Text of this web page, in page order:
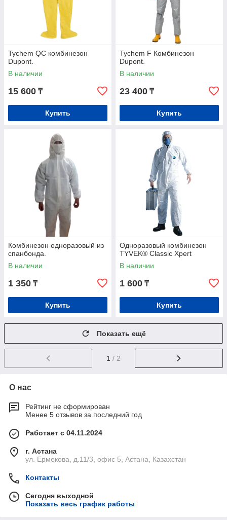
Tychem QC комбинезон
Dupont.
В наличии
15 600 ₸
Купить
Tychem F Комбинезон
Dupont.
В наличии
23 400 ₸
Купить
Комбинезон одноразовый из
спанбонда.
В наличии
1 350 ₸
Купить
Одноразовый комбинезон
TYVEK® Classic Xpert
В наличии
1 600 ₸
Купить
Показать ещё
1 / 2
О нас
Рейтинг не сформирован
Менее 5 отзывов за последний год
Работает с 04.11.2024
г. Астана
ул. Ермекова, д.11/3, офис 5, Астана, Казахстан
Контакты
Сегодня выходной
Показать весь график работы